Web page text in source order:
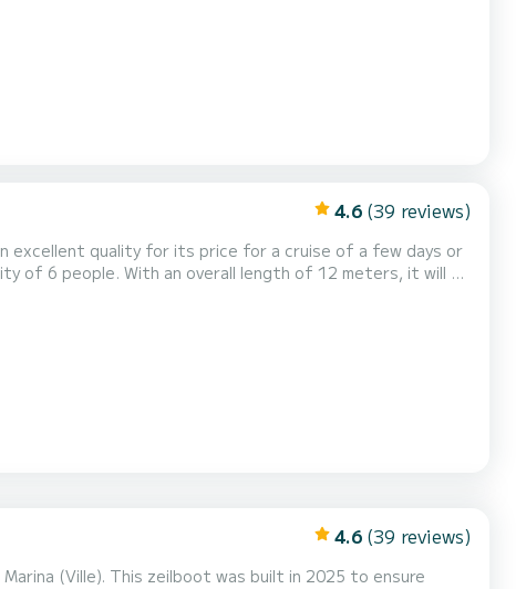
4.6 (39 reviews)
excellent quality for its price for a cruise of a few days or
Dit Dufour 41 is uitgerust met3
4.6 (39 reviews)
(Ville). This zeilboot was built in 2025 to ensure